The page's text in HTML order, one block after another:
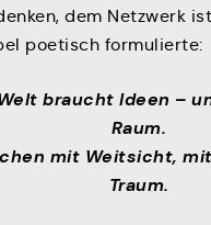
dem Netzwerk
poetisch formulierte:
braucht Ideen –
Raum.
mit Weitsicht,
Traum.